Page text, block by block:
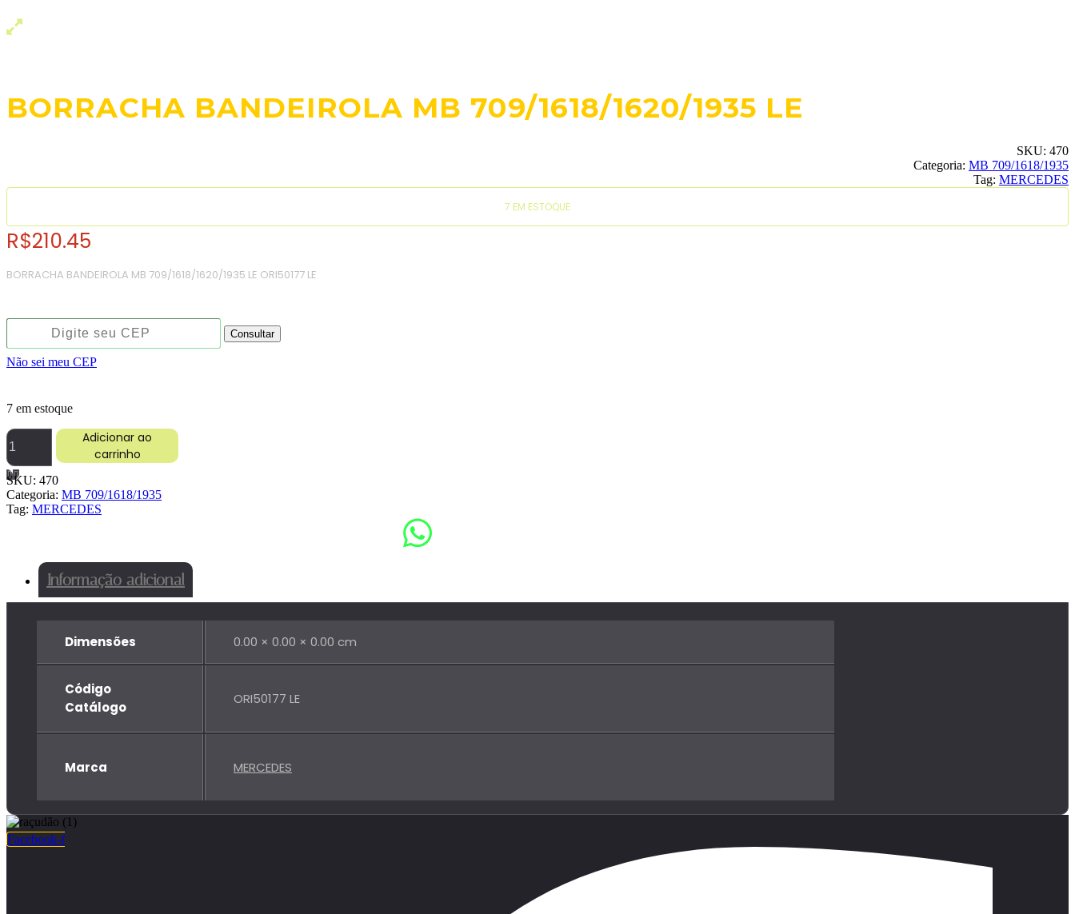
BORRACHA BANDEIROLA MB 709/1618/1620/1935 LE
SKU: 470
Categoria: MB 709/1618/1935
Tag: MERCEDES
7 EM ESTOQUE
R$210.45
BORRACHA BANDEIROLA MB 709/1618/1620/1935 LE ORI50177 LE
Consultar
Não sei meu CEP
7 em estoque
BORRACHA
BANDEIROLA
MB
709/1618/1620/1935
LE
quantidade
Adicionar ao
carrinho
SKU: 470
Categoria: MB 709/1618/1935
Tag: MERCEDES
Informação adicional
Dimensões 0.00 × 0.00 × 0.00 cm
Código
Catálogo
ORI50177 LE
Marca MERCEDES
Facebook-f